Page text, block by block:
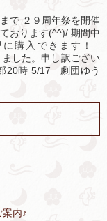
で ２９周年祭を開催
おります(^^)/ 期間中
に購入できます！
した。申し訳ござい
20時 5/17 劇団ゆう
内♪